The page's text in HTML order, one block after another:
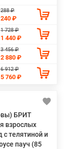
288 ₽
240 ₽
1 728 ₽
1 440 ₽
3 456 ₽
2 880 ₽
6 912 ₽
5 760 ₽
БРИТ
взрослых
с телятиной и
пауч (85